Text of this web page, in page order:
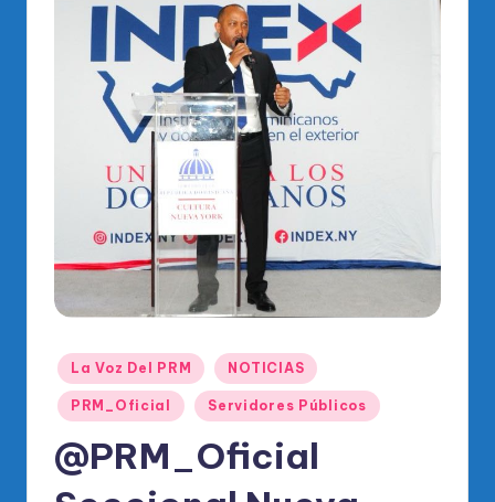
al
d
M
Publicado
en
La Voz Del PRM NOTICIAS
PRM_Oficial Servidores Públicos
@PRM_Oficial